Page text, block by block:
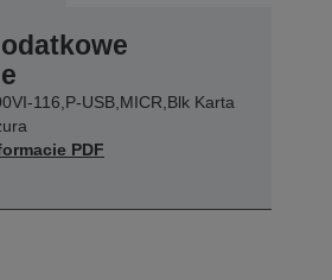
116,P-USB,MICR,Blk Karta
PDF